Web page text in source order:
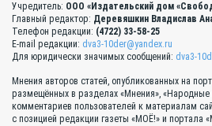
Учредитель: ООО «Издательский дом
Главный редактор: Деревяшкин Владислав
Телефон редакции: (4722) 33-58-25
E-mail редакции: dva3-10der@yandex.ru
Для юридически значимых сообщений: dva3-
Мнения авторов статей, опубликованных на
размещённых в разделах «Мнения», «Народные
комментариев пользователей к материалам
с позицией редакции газеты «МОЁ!» и портала